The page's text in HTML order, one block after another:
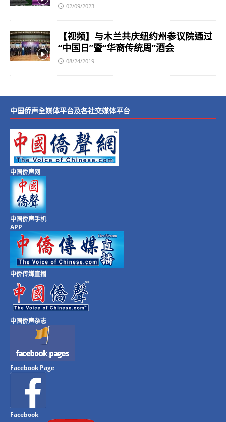
02/09/2023
【视频】与木兰共庆纽约州参议院通过
“中国日”暨“华裔传统周”酒会
08/24/2019
中国侨声全媒体平台及各社交媒体平台
中国侨声网
中国侨声手机
APP
中侨传媒直播
中国侨声杂志
Facebook Page
Facebook